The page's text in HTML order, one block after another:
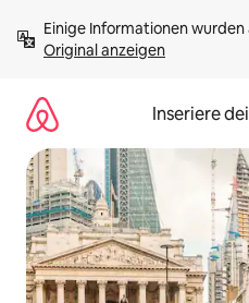
Inhalten
springenOriginal anzeigen
Inseriere